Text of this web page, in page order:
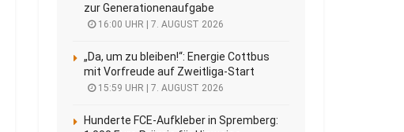
zur Generationenaufgabe
16:00 UHR | 7. AUGUST 2026
„Da, um zu bleiben!“: Energie Cottbus
mit Vorfreude auf Zweitliga-Start
15:59 UHR | 7. AUGUST 2026
Hunderte FCE-Aufkleber in Spremberg: